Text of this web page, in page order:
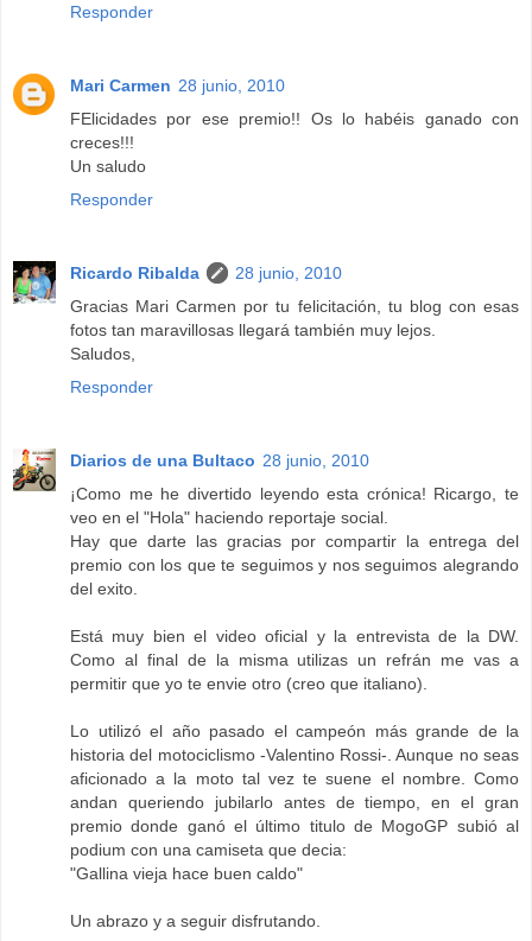
Responder
Mari Carmen 28 junio, 2010
FElicidades por ese premio!! Os lo habéis ganado con
creces!!!
Un saludo
Responder
Ricardo Ribalda
28 junio, 2010
Gracias Mari Carmen por tu felicitación, tu blog con esas
fotos tan maravillosas llegará también muy lejos.
Saludos,
Responder
Diarios de una Bultaco 28 junio, 2010
¡Como me he divertido leyendo esta crónica! Ricargo, te
veo en el "Hola" haciendo reportaje social.
Hay que darte las gracias por compartir la entrega del
premio con los que te seguimos y nos seguimos alegrando
del exito.
Está muy bien el video oficial y la entrevista de la DW.
Como al final de la misma utilizas un refrán me vas a
permitir que yo te envie otro (creo que italiano).
Lo utilizó el año pasado el campeón más grande de la
historia del motociclismo -Valentino Rossi-. Aunque no seas
aficionado a la moto tal vez te suene el nombre. Como
andan queriendo jubilarlo antes de tiempo, en el gran
premio donde ganó el último titulo de MogoGP subió al
podium con una camiseta que decia:
"Gallina vieja hace buen caldo"
Un abrazo y a seguir disfrutando.